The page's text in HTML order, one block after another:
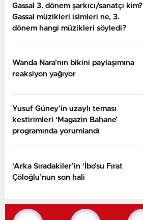
Gassal 3. dönem şarkıcı/sanatçı kim?
Gassal müzikleri isimleri ne, 3.
dönem hangi müzikleri söyledi?
Wanda Nara’nın bikini paylaşımına
reaksiyon yağıyor
Yusuf Güney’in uzaylı teması
kestirimleri ‘Magazin Bahane’
programında yorumlandı
‘Arka Sıradakiler’in ‘İbo’su Fırat
Çöloğlu’nun son hali